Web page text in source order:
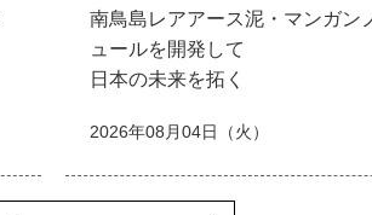
南鳥島レアアース泥・マンガン
ュールを開発して
日本の未来を拓く
2026年08月04日（火）